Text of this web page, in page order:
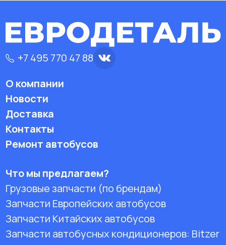
+7 495 770 47 88
О компании
Новости
Доставка
Контакты
Ремонт автобусов
Что мы предлагаем?
Грузовые запчасти (по брендам)
Запчасти Европейских автобусов
Запчасти Китайских автобусов
Запчасти автобусных кондиционеров: Bitzer